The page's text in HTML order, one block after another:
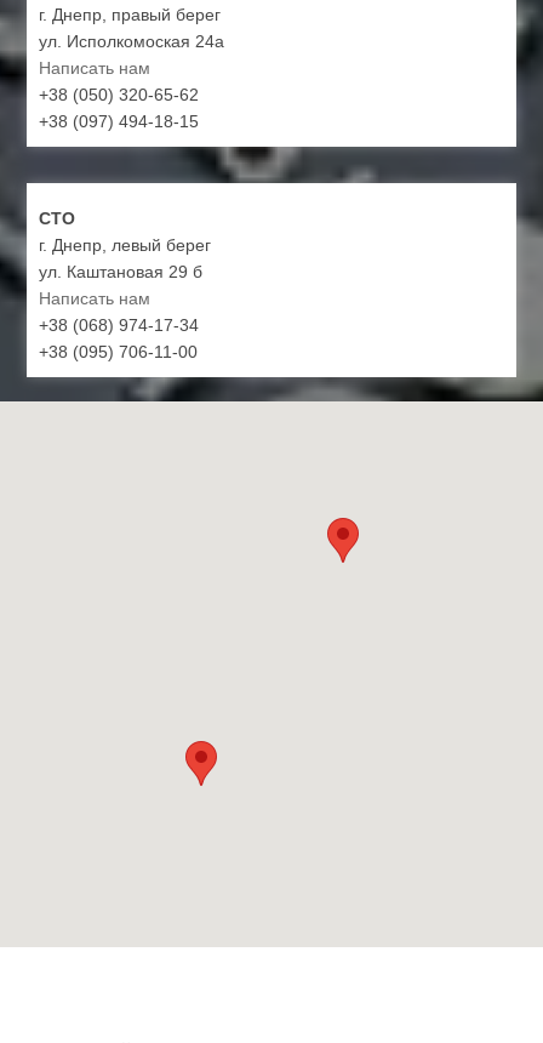
г. Днепр, правый берег
ул. Исполкомоская 24а
Написать нам
+38 (050) 320-65-62
+38 (097) 494-18-15
СТО
г. Днепр, левый берег
ул. Каштановая 29 б
Написать нам
+38 (068) 974-17-34
+38 (095) 706-11-00